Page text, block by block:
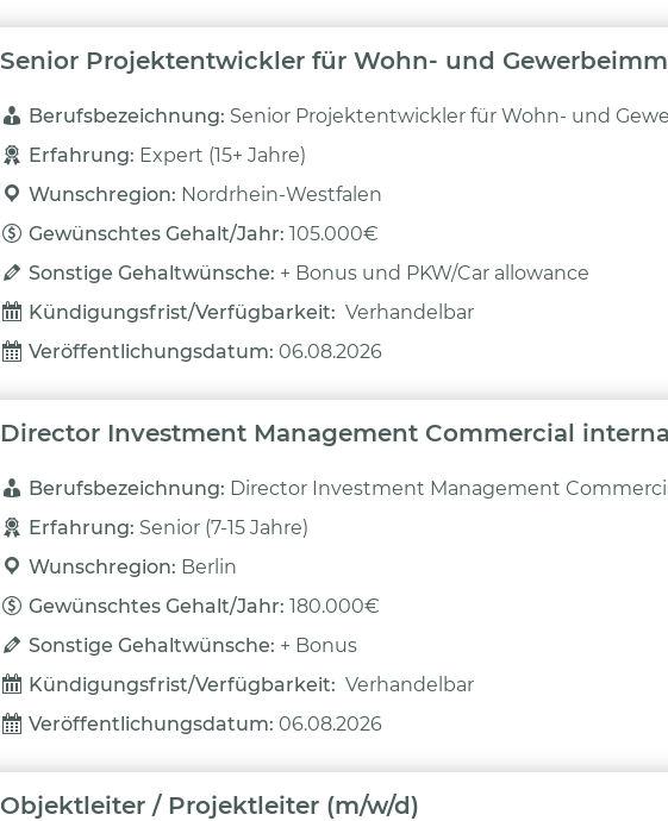
Senior Projektentwickler für Wohn- und
Berufsbezeichnung: Senior Projektentwickler für Wohn- und
Erfahrung: Expert (15+ Jahre)
Wunschregion: Nordrhein-Westfalen
Gewünschtes Gehalt/Jahr: 105.000€
Sonstige Gehaltwünsche: + Bonus und PKW/Car allowance
Kündigungsfrist/Verfügbarkeit: Verhandelbar
Veröffentlichungsdatum: 06.08.2026
Director Investment Management Commercial
Berufsbezeichnung: Director Investment Management
Erfahrung: Senior (7-15 Jahre)
Wunschregion: Berlin
Gewünschtes Gehalt/Jahr: 180.000€
Sonstige Gehaltwünsche: + Bonus
Kündigungsfrist/Verfügbarkeit: Verhandelbar
Veröffentlichungsdatum: 06.08.2026
Objektleiter / Projektleiter (m/w/d)